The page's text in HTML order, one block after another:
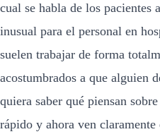
cual se habla de los
inusual para el personal en
suelen trabajar de forma
acostumbrados a que alguien
quiera saber qué piensan
rápido y ahora ven